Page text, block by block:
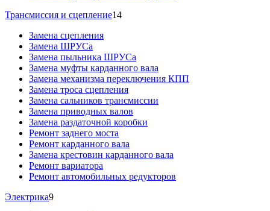
Трансмиссия и сцепление14
Замена сцепления
Замена ШРУСа
Замена пыльника ШРУСа
Замена муфты карданного вала
Замена механизма переключения КПП
Замена троса сцепления
Замена сальников трансмиссии
Замена приводных валов
Замена раздаточной коробки
Ремонт заднего моста
Ремонт карданного вала
Замена крестовин карданного вала
Ремонт вариатора
Ремонт автомобильных редукторов
Электрика9